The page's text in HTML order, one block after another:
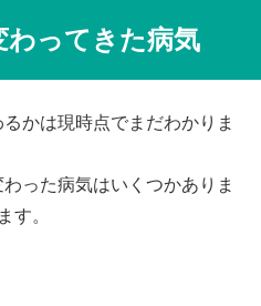
わってきた病気
かは現時点でまだわかりま
った病気はいくつかありま
す。